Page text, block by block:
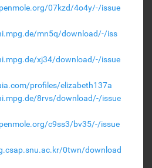
07kzd/4o4y/-/issue
mn5q/download/-/iss
xj34/download/-/issue
profiles/elizabeth137a
8rvs/download/-/issue
c9ss3/bv35/-/issue
0twn/download